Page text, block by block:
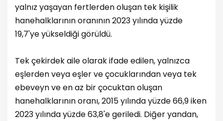
yalnız yaşayan fertlerden oluşan tek kişilik
hanehalklarının oranının 2023 yılında yüzde
19,7'ye yükseldiği görüldü.
Tek çekirdek aile olarak ifade edilen, yalnızca
eşlerden veya eşler ve çocuklarından veya tek
ebeveyn ve en az bir çocuktan oluşan
hanehalklarının oranı, 2015 yılında yüzde 66,9 iken
2023 yılında yüzde 63,8'e geriledi. Diğer yandan,